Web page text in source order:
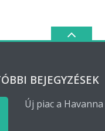
BEJEGYZÉSEK
Új piac a